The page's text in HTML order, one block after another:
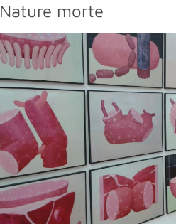
Nature morte